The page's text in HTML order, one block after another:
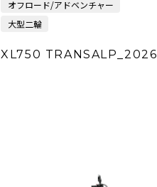
オフロード/アドベンチャー
大型二輪
XL750 TRANSALP_2026